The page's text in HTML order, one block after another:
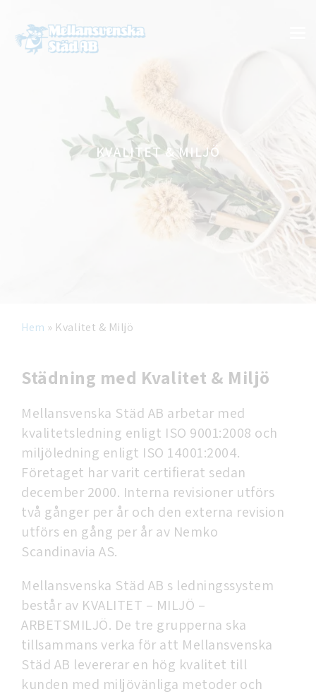
KVALITET & MILJÖ
Hem » Kvalitet & Miljö
Städning med Kvalitet & Miljö
Mellansvenska Städ AB arbetar med
kvalitetsledning enligt ISO 9001:2008 och
miljöledning enligt ISO 14001:2004.
Företaget har varit certifierat sedan
december 2000. Interna revisioner utförs
två gånger per år och den externa revision
utförs en gång per år av Nemko
Scandinavia AS.
Mellansvenska Städ AB s ledningssystem
består av KVALITET – MILJÖ –
ARBETSMILJÖ. De tre grupperna ska
tillsammans verka för att Mellansvenska
Städ AB levererar en hög kvalitet till
kunden med miljövänliga metoder och